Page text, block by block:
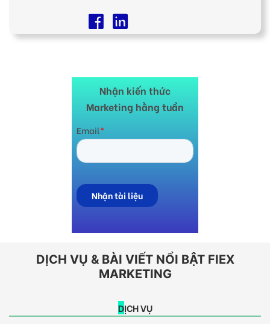
Nhận kiến thức
Marketing hằng tuần
DỊCH VỤ & BÀI VIẾT NỔI BẬT FIEX
MARKETING
DỊCH VỤ